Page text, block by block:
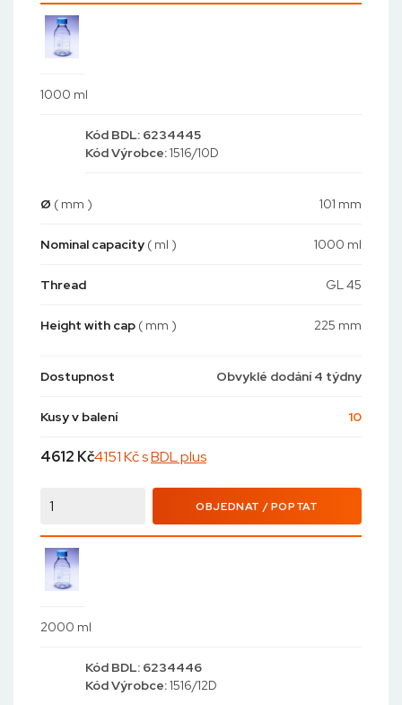
1000 ml
Kód BDL: 6234445
KódVýrobce:1516/10D
Ø ( mm ) 101 mm
Nominal capacity ( ml ) 1000 ml
Thread GL 45
Height with cap ( mm ) 225 mm
Dostupnost Obvyklé dodání 4 týdny
Kusy v balení 10
4612 Kč4151 Kč sBDL plus
OBJEDNAT / POPTAT
2000 ml
Kód BDL: 6234446
KódVýrobce:1516/12D